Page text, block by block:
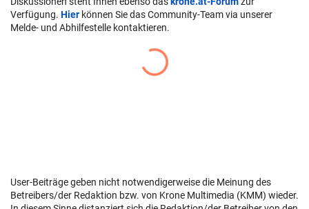
Verfügung. Hier können Sie das Community-Team via unserer
Melde- und Abhilfestelle kontaktieren.
User-Beiträge geben nicht notwendigerweise die Meinung des
Betreibers/der Redaktion bzw. von Krone Multimedia (KMM) wieder.